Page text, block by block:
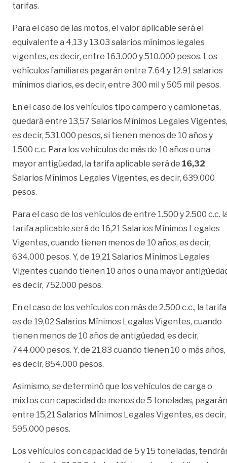
tarifas.
Para el caso de las motos, el valor aplicable será el
equivalente a 4,13 y 13.03 salarios mínimos legales
vigentes, es decir, entre 163.000 y 510.000 pesos. Los
vehículos familiares pagarán entre 7.64 y 12.91 salarios
mínimos diarios, es decir, entre 300 mil y 505 mil pesos.
En el caso de los vehículos tipo campero y camionetas,
quedará entre 13,57 Salarios Mínimos Legales Vigentes,
es decir, 531.000 pesos, si tienen menos de 10 años y
1.500 c.c. Para los vehículos de más de 10 años o una
mayor antigüedad, la tarifa aplicable será de 16,32
Salarios Mínimos Legales Vigentes, es decir, 639.000
pesos.
Para el caso de los vehículos de entre 1.500 y 2.500 c.c.
tarifa aplicable será de 16,21 Salarios Mínimos Legales
Vigentes, cuando tienen menos de 10 años, es decir,
634.000 pesos. Y, de 19,21 Salarios Mínimos Legales
Vigentes cuando tienen 10 años o una mayor
es decir, 752.000 pesos.
En el caso de los vehículos con más de 2.500 c.c., la tarifa
es de 19,02 Salarios Mínimos Legales Vigentes, cuando
tienen menos de 10 años de antigüedad, es decir,
744.000 pesos. Y, de 21,83 cuando tienen 10 o más años,
es decir, 854.000 pesos.
Asimismo, se determinó que los vehículos de carga o
mixtos con capacidad de menos de 5 toneladas, pagarán
entre 15,21 Salarios Mínimos Legales Vigentes, es decir,
595.000 pesos.
Los vehículos con capacidad de 5 y 15 toneladas,